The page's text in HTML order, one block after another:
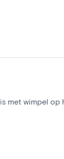
met wimpel op